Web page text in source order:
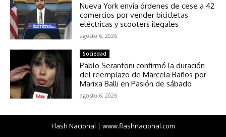
Nueva York envía órdenes de cese a 42
comercios por vender bicicletas
eléctricas y scooters ilegales
agosto 6, 2026
Sociedad
Pablo Serantoni confirmó la duración
del reemplazo de Marcela Baños por
Marixa Balli en Pasión de sábado
agosto 6, 2026
Flash Nacional | www.flashnacional.com